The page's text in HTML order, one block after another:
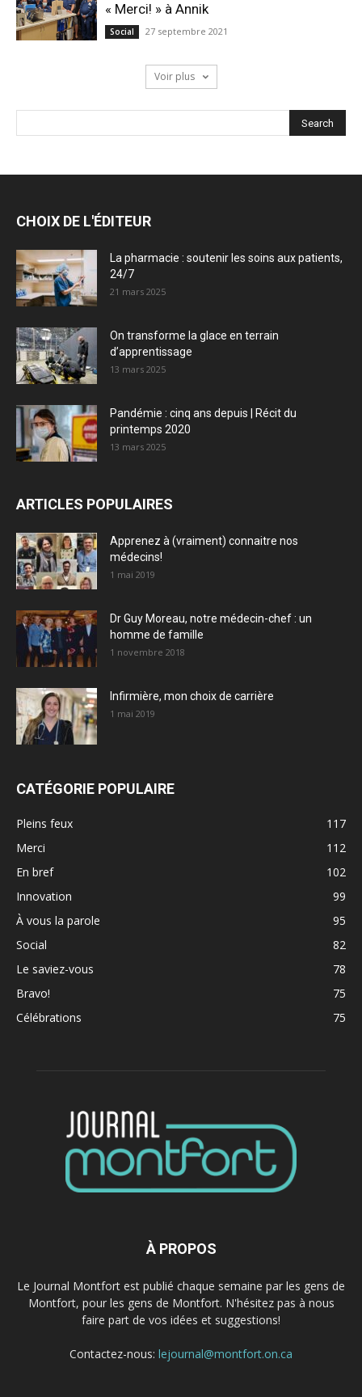
« Merci! » à Annik
Social 27 septembre 2021
Voir plus
CHOIX DE L'ÉDITEUR
La pharmacie : soutenir les soins aux patients,
24/7
21 mars 2025
On transforme la glace en terrain
d’apprentissage
13 mars 2025
Pandémie : cinq ans depuis | Récit du
printemps 2020
13 mars 2025
ARTICLES POPULAIRES
Apprenez à (vraiment) connaitre nos
médecins!
1 mai 2019
Dr Guy Moreau, notre médecin-chef : un
homme de famille
1 novembre 2018
Infirmière, mon choix de carrière
1 mai 2019
CATÉGORIE POPULAIRE
Pleins feux
117
Merci
112
En bref
102
Innovation
99
À vous la parole
95
Social
82
Le saviez-vous
78
Bravo!
75
Célébrations
75
À PROPOS
Le Journal Montfort est publié chaque semaine par les gens de
Montfort, pour les gens de Montfort. N'hésitez pas à nous
faire part de vos idées et suggestions!
Contactez-nous: lejournal@montfort.on.ca